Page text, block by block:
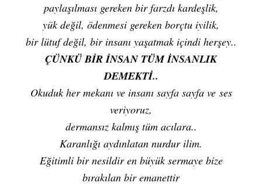
paylaşılması gereken bir farzdı kardeşlik,
yük değil, ödenmesi gereken borçtu iyilik,
bir lütuf değil, bir insanı yaşatmak içindi herşey..
ÇÜNKÜ BİR İNSAN TÜM İNSANLIK
DEMEKTİ..
Okuduk her mekanı ve insanı sayfa sayfa ve ses
veriyoruz,
dermansız kalmış tüm acılara..
Karanlığı aydınlatan nurdur ilim.
Eğitimli bir nesildir en büyük sermaye bize
bırakılan bir emanettir